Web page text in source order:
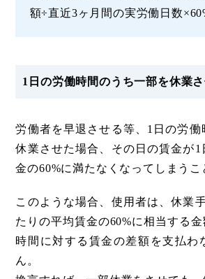
額÷直近3ヶ月間の実労働日数
1日の労働時間のうち一部を休業
労働者を早退させる等、1日の労働
休業させた場合、その日の賃金が
金の60%に満たなくなってしまうこ
このような場合、使用者は、休業
たりの平均賃金の60%に相当する
時間に対する賃金の差額を支払わ
ん。